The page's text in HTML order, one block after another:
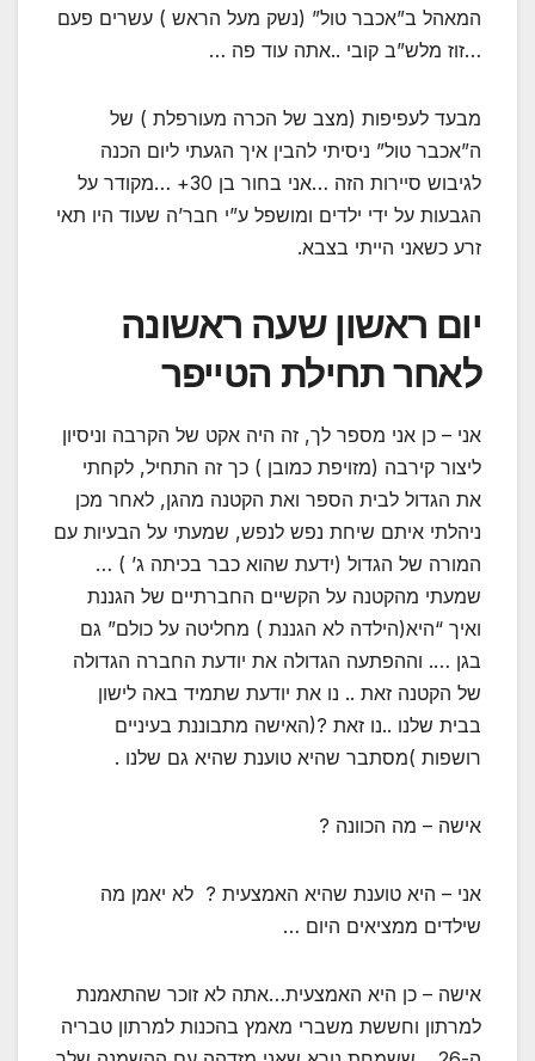
המאהל ב”אכבר טול” (נשק מעל הראש ) עשרים פעם
…זוז מלש”ב קובי ..אתה עוד פה …
מבעד לעפיפות (מצב של הכרה מעורפלת ) של
ה”אכבר טול” ניסיתי להבין איך הגעתי ליום הכנה
לגיבוש סיירות הזה …אני בחור בן 30+ …מקודר על
הגבעות על ידי ילדים ומושפל ע”י חבר’ה שעוד היו תאי
זרע כשאני הייתי בצבא.
יום ראשון שעה ראשונה
לאחר תחילת הטייפר
אני – כן אני מספר לך, זה היה אקט של הקרבה וניסיון
ליצור קירבה (מזויפת כמובן ) כך זה התחיל, לקחתי
את הגדול לבית הספר ואת הקטנה מהגן, לאחר מכן
ניהלתי איתם שיחת נפש לנפש, שמעתי על הבעיות עם
המורה של הגדול (ידעת שהוא כבר בכיתה ג’ ) …
שמעתי מהקטנה על הקשיים החברתיים של הגננת
ואיך “היא(הילדה לא הגננת ) מחליטה על כולם” גם
בגן …. וההפתעה הגדולה את יודעת החברה הגדולה
של הקטנה זאת .. נו את יודעת שתמיד באה לישון
בבית שלנו ..נו זאת ?(האישה מתבוננת בעיניים
רושפות )מסתבר שהיא טוענת שהיא גם שלנו .
אישה – מה הכוונה ?
אני – היא טוענת שהיא האמצעית ? לא יאמן מה
שילדים ממציאים היום …
אישה – כן היא האמצעית…אתה לא זוכר שהתאמנת
למרתון וחששת משברי מאמץ בהכנות למרתון טבריה